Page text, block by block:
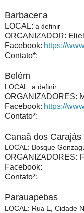
Barbacena
LOCAL: a definir
ORGANIZADOR:
Facebook: https://
Contato*:
Belém
LOCAL: a definir
ORGANIZADORES:
Facebook: https://
Contato*:
Canaã dos Carajás
LOCAL: Bosque
ORGANIZADORES:
Facebook:
Contato*:
Parauapebas
LOCAL: Rua E, Cidade